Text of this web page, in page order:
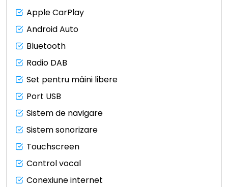
Apple CarPlay
Android Auto
Bluetooth
Radio DAB
Set pentru mâini libere
Port USB
Sistem de navigare
Sistem sonorizare
Touchscreen
Control vocal
Conexiune internet